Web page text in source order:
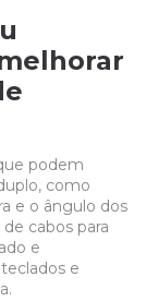
podem
como
e o ângulo dos
cabos para
e
teclados e